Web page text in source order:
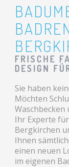
FRISCHE
DESIGN
Sie haben
Möchten
Ihr Experte
Bergkirchen
Ihnen
einen neuen
im eigenen